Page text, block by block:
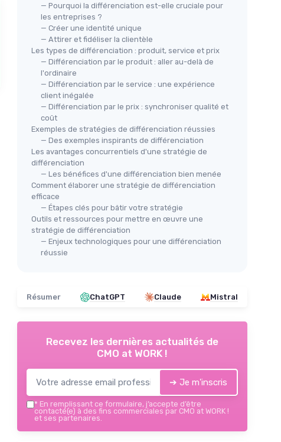
— Pourquoi la différenciation est-elle cruciale pour
les entreprises ?
— Créer une identité unique
— Attirer et fidéliser la clientèle
Les types de différenciation : produit, service et prix
— Différenciation par le produit : aller au-delà de
l'ordinaire
— Différenciation par le service : une expérience
client inégalée
— Différenciation par le prix : synchroniser qualité et
coût
Exemples de stratégies de différenciation réussies
— Des exemples inspirants de différenciation
Les avantages concurrentiels d'une stratégie de
différenciation
— Les bénéfices d'une différenciation bien menée
Comment élaborer une stratégie de différenciation
efficace
— Étapes clés pour bâtir votre stratégie
Outils et ressources pour mettre en œuvre une
stratégie de différenciation
— Enjeux technologiques pour une différenciation
réussie
Résumer ChatGPT Claude Mistral
Recevez les dernières actualités de
CMO at WORK !
➔ Je m'inscris
* En remplissant ce formulaire, j’accepte d’être
contacté(e) à des fins commerciales par CMO at WORK !
et ses partenaires.